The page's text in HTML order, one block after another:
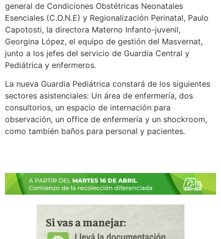
general de Condiciones Obstétricas Neonatales
Esenciales (C.O.N.E) y Regionalización Perinatal, Paulo
Capotosti, la directora Materno Infanto-juvenil,
Georgina López, el equipo de gestión del Masvernat,
junto a los jefes del servicio de Guardia Central y
Pediátrica y enfermeros.
La nueva Guardia Pediátrica constará de los siguientes
sectores asistenciales: Un área de enfermería, dos
consultorios, un espacio de internación para
observación, un office de enfermería y un shockroom,
como también baños para personal y pacientes.